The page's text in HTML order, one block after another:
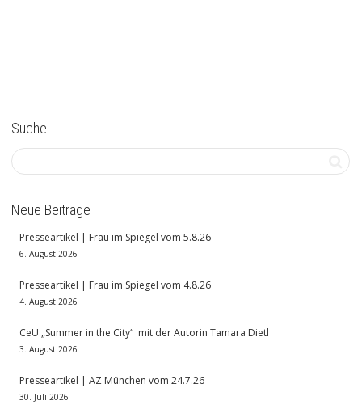
Suche
Neue Beiträge
Presseartikel | Frau im Spiegel vom 5.8.26
6. August 2026
Presseartikel | Frau im Spiegel vom 4.8.26
4. August 2026
CeU „Summer in the City“ mit der Autorin Tamara Dietl
3. August 2026
Presseartikel | AZ München vom 24.7.26
30. Juli 2026